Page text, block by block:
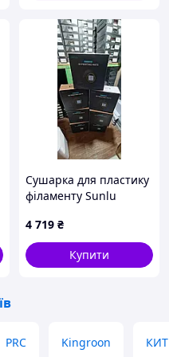
Сушарка для пластику
філаменту Sunlu
вентилятором
4 719 ₴
Купити
PRC Kingroon КИТ